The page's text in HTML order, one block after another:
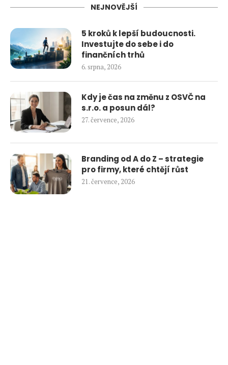
NEJNOVĚJŠÍ
5 kroků k lepší budoucnosti.
Investujte do sebe i do
finančních trhů
6. srpna, 2026
Kdy je čas na změnu z OSVČ na
s.r.o. a posun dál?
27. července, 2026
Branding od A do Z – strategie
pro firmy, které chtějí růst
21. července, 2026